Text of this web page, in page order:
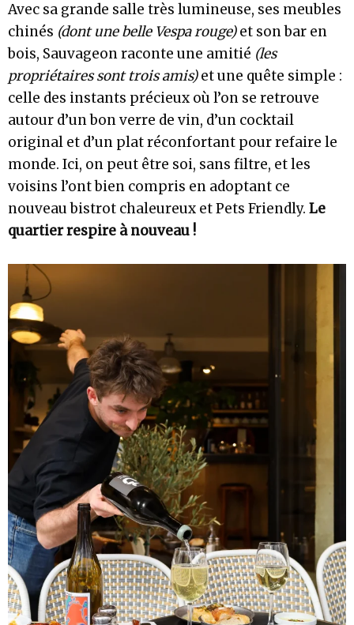
Avec sa grande salle très lumineuse, ses meubles
chinés (dont une belle Vespa rouge)et son bar en
bois, Sauvageon raconte une amitié (les
propriétaires sont trois amis)et une quête simple :
celle des instants précieux où l’on se retrouve
autour d’un bon verre de vin, d’un cocktail
original et d’un plat réconfortant pour refaire le
monde. Ici, on peut être soi, sans filtre, et les
voisins l’ont bien compris en adoptant ce
nouveau bistrot chaleureux et Pets Friendly. Le
quartier respire à nouveau !